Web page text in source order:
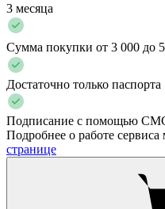
3 месяца
Сумма покупки от 3 000 до
Достаточно только паспорта
Подписание с помощью
Подробнее о работе
странице